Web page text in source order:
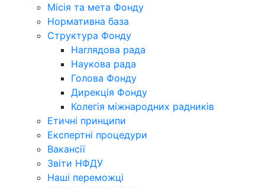
Місія та мета Фонду
Нормативна база
Структура Фонду
Наглядова рада
Наукова рада
Голова Фонду
Дирекція Фонду
Колегія міжнародних радників
Етичні принципи
Експертні процедури
Вакансії
Звіти НФДУ
Наші переможці